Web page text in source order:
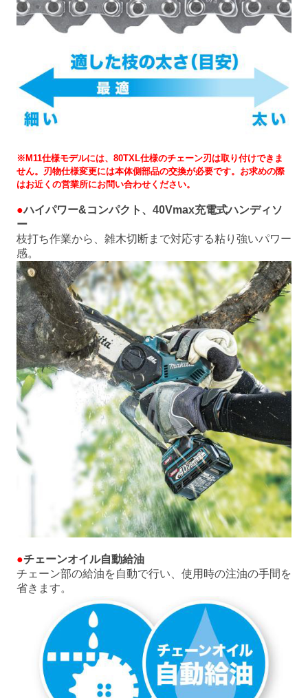
※M11仕様モデルには、80TXL仕様のチェーン刃は取り付けできま
せん。刃物仕様変更には本体側部品の交換が必要です。お求めの際
はお近くの営業所にお問い合わせください。
●ハイパワー&コンパクト、40Vmax充電式ハンディソ
ー
枝打ち作業から、雑木切断まで対応する粘り強いパワー
感。
●チェーンオイル自動給油
チェーン部の給油を自動で行い、使用時の注油の手間を
省きます。